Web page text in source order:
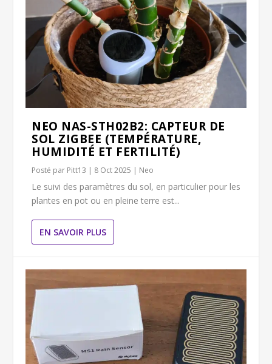
NEO NAS-STH02B2: CAPTEUR DE
SOL ZIGBEE (TEMPÉRATURE,
HUMIDITÉ ET FERTILITÉ)
Posté par Pitt13 8 Oct 2025 Neo
Le suivi des paramètres du sol, en particulier pour les
plantes en pot ou en pleine terre est...
EN SAVOIR PLUS